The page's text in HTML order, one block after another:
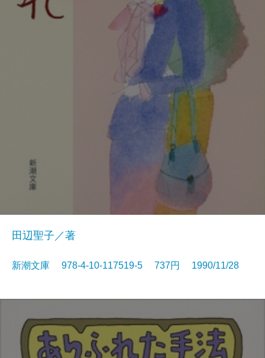
田辺聖子／著
新潮文庫 978-4-10-117519-5 737円 1990/11/28